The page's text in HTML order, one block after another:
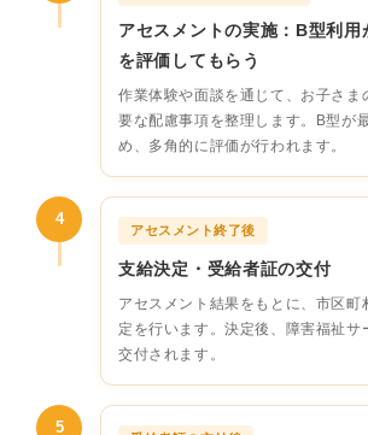
アセスメントの実施：B型利用
を評価してもらう
作業体験や面談を通じて、お子さま
要な配慮事項を整理します。B型が
め、多角的に評価が行われます。
4
アセスメント終了後
支給決定・受給者証の交付
アセスメント結果をもとに、市区町
定を行います。決定後、障害福祉サ
交付されます。
5